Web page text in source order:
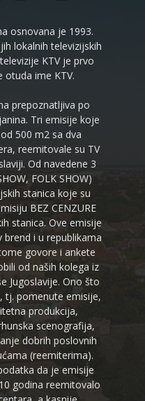
osnovana je 1993.
lokalnih televizijskih
KTV je prvo
otuda ime KTV.
prepoznatljiva po
Tri emisije koje
500 m2 sa dva
reemitovale su TV
Od navedene 3
FOLK SHOW)
stanica koje su
BEZ CENZURE
stanica. Ove emisije
i u republikama
govore i ankete
od naših kolega iz
Jugoslavije. Ono što
tj. pomenute emisije,
produkcija,
scenografija,
dobrih poslovnih
(reemiterima).
da je emisije
godina reemitovalo